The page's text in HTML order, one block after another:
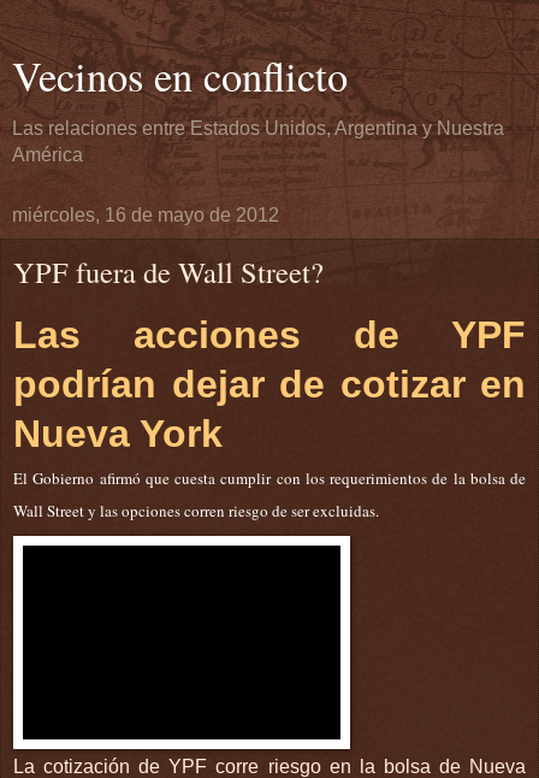
Vecinos en conflicto
Las relaciones entre Estados Unidos, Argentina y Nuestra
América
miércoles, 16 de mayo de 2012
YPF fuera de Wall Street?
Las acciones de YPF
podrían dejar de cotizar en
Nueva York
El Gobierno afirmó que cuesta cumplir con los requerimientos de la bolsa de
Wall Street y las opciones corren riesgo de ser excluidas.
La cotización de YPF corre riesgo en la bolsa de Nueva